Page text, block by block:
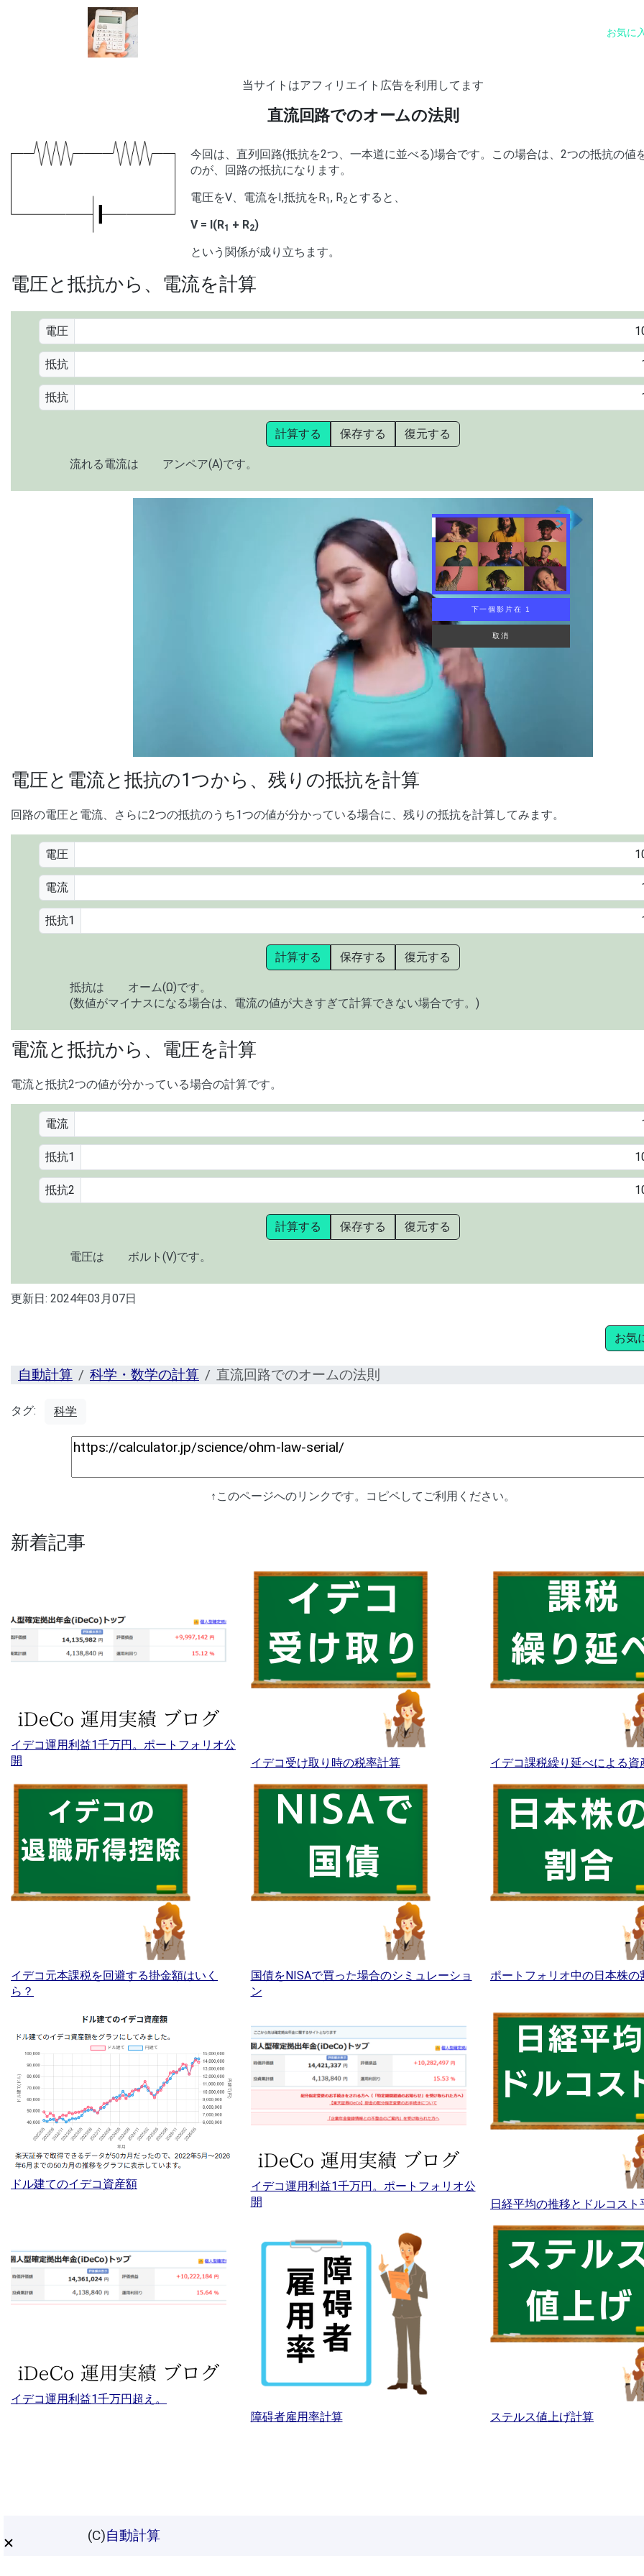
お気に
当サイトはアフィリエイト広告を利用してます
直流回路でのオームの法則
今回は、直列回路(抵抗を2つ、一本道に並べる)場合です。この場合は、2つの抵抗の値
のが、回路の抵抗になります。
電圧をV、電流をI,抵抗をR1, R2とすると、
V = I(R1 + R2)
という関係が成り立ちます。
電圧と抵抗から、電流を計算
電圧
抵抗
抵抗
計算する 保存する 復元する
流れる電流は アンペア(A)です。
[ TRUVID ] PEOPLE DANCING
電圧と電流と抵抗の1つから、残りの抵抗を計算
回路の電圧と電流、さらに2つの抵抗のうち1つの値が分かっている場合に、残りの抵抗を計算してみます。
電圧
電流
抵抗1
計算する 保存する 復元する
抵抗は
オーム(Ω)です。
(数値がマイナスになる場合は、電流の値が大きすぎて計算できない場合です。)
電流と抵抗から、電圧を計算
電流と抵抗2つの値が分かっている場合の計算です。
電流
抵抗1
抵抗2
計算する 保存する 復元する
電圧は ボルト(V)です。
更新日: 2024年03月07日
お気
自動計算 科学・数学の計算 直流回路でのオームの法則
タグ: 科学
↑このページへのリンクです。コピペしてご利用ください。
新着記事
イデコ運用利益1千万円。ポートフォリオ公
開
イデコ受け取り時の税率計算 イデコ課税繰り延べによる資
イデコ元本課税を回避する掛金額はいく
ら？
国債をNISAで買った場合のシミュレーショ
ン
ポートフォリオ中の日本株の
ドル建てのイデコ資産額
イデコ運用利益1千万円。ポートフォリオ公
開
日経平均の推移とドルコスト
イデコ運用利益1千万円超え。
障碍者雇用率計算
ステルス値上げ計算
(C)自動計算